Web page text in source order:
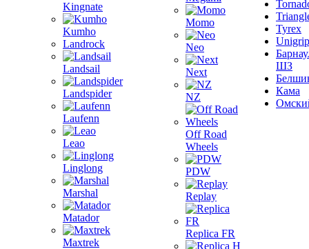
Kingnate
Kumho
Landrock
Landsail
Landspider
Laufenn
Leao
Linglong
Marshal
Matador
Maxtrek
Momo
Neo
Next
NZ
Off Road
Wheels
PDW
Replay
Replica FR
Tyrex
Unigrip
ШЗ
Кама